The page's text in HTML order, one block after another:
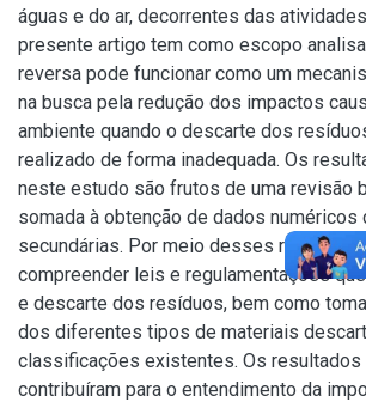
águas e do ar, decorrentes das
presente artigo tem como escopo
reversa pode funcionar como um
na busca pela redução dos impactos
ambiente quando o descarte dos
realizado de forma inadequada. Os
neste estudo são frutos de uma revisão
somada à obtenção de dados numéricos
secundárias. Por meio desses
compreender leis e regulamentações
e descarte dos resíduos, bem como
dos diferentes tipos de materiais
classificações existentes. Os
contribuíram para o entendimento da